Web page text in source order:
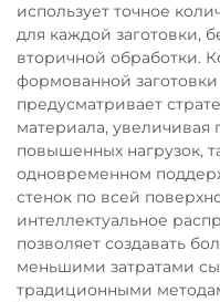
использует точное
для каждой заготовки,
вторичной обработки.
формованной
предусматривает
материала, увеличивая
повышенных нагрузок,
одновременном
стенок по всей
интеллектуальное
позволяет создавать
меньшими затратами
традиционными